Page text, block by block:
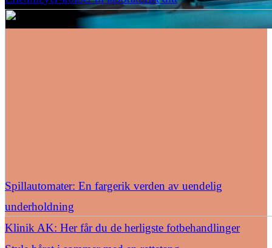
Spillautomater: En fargerik verden av uendelig
underholdning
Klinik AK: Her får du de herligste fotbehandlinger